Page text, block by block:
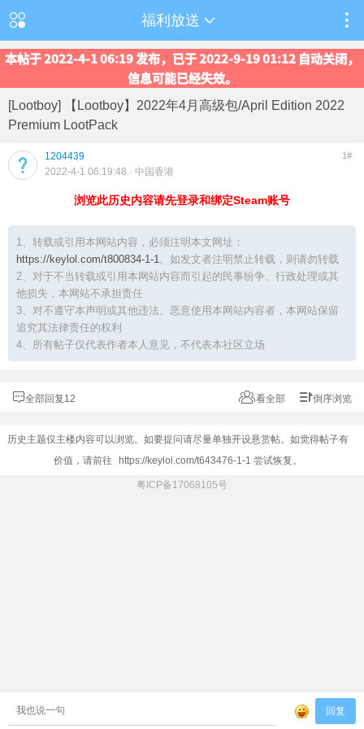
福利放送
本帖于 2022-4-1 06:19 发布，已于 2022-9-19 01:12 自动关闭，
信息可能已经失效。
[Lootboy] 【Lootboy】2022年4月高级包/April Edition 2022
Premium LootPack
1204439 1#
2022-4-1 06:19:48 · 中国香港
浏览此历史内容请先登录和绑定Steam账号
1、转载或引用本网站内容，必须注明本文网址：
https://keylol.com/t800834-1-1。如发文者注明禁止转载，则请勿转载
2、对于不当转载或引用本网站内容而引起的民事纷争、行政处理或其
他损失，本网站不承担责任
3、对不遵守本声明或其他违法、恶意使用本网站内容者，本网站保留
追究其法律责任的权利
4、所有帖子仅代表作者本人意见，不代表本社区立场
全部回复12 看全部 倒序浏览
历史主题仅主楼内容可以浏览。如要提问请尽量单独开设悬赏帖。如觉得帖子有
价值，请前往
https://keylol.com/t643476-1-1 尝试恢复。
粤ICP备17068105号